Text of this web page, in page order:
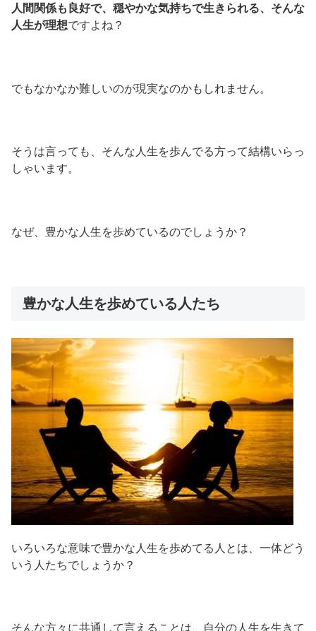
人間関係も良好で、穏やかな気持ちで生きられる、そんな
人生が理想ですよね？
でもなかなか難しいのが現実なのかもしれません。
そうは言っても、そんな人生を歩んでる方って結構いらっ
しゃいます。
なぜ、豊かな人生を歩めているのでしょうか？
豊かな人生を歩めている人たち
いろいろな意味で豊かな人生を歩めてる人とは、一体どう
いう人たちでしょうか？
そんな方々に共通して言えることは、自分の人生を生きて